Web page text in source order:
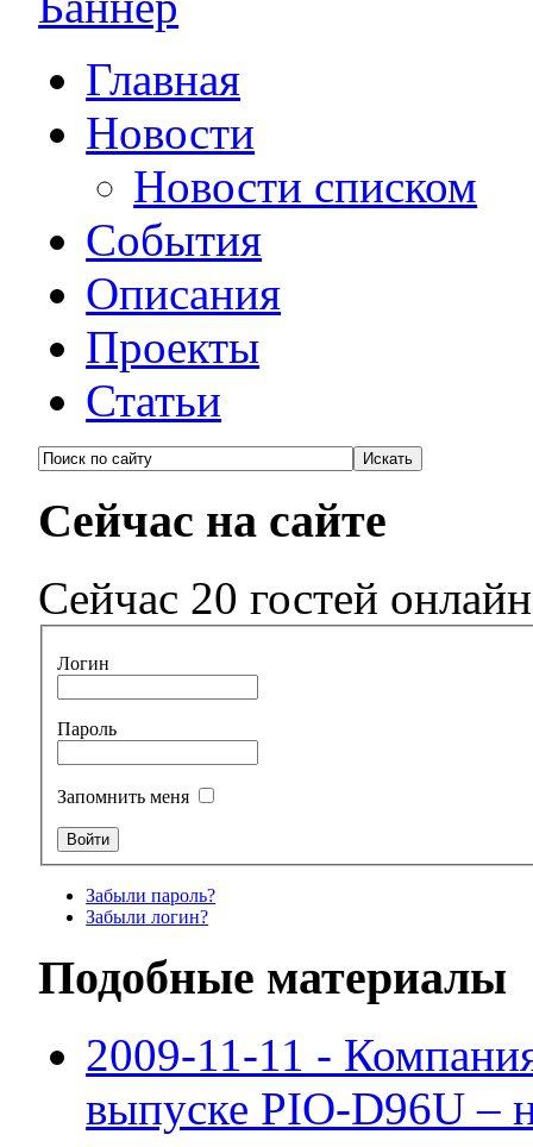
Главная
Новости
Новости списком
События
Описания
Проекты
Статьи
Сейчас на сайте
Сейчас 20 гостей онлайн
Логин
Пароль
Запомнить меня
Забыли пароль?
Забыли логин?
Подобные материалы
2009-11-11 -
выпуске PIO-D96U –